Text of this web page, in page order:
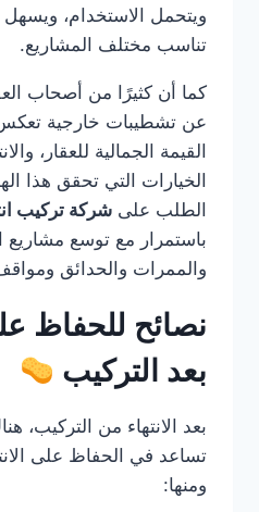
ويتحمل الاستخدام، ويسهل
تناسب مختلف المشاريع.
كما أن كثيرًا من أصحاب
عن تشطيبات خارجية تعكس
القيمة الجمالية للعقار،
الخيارات التي تحقق هذا
الطلب على شركة تركيب
باستمرار مع توسع مشاريع
والممرات والحدائق
نصائح للحفاظ
بعد التركيب
بعد الانتهاء من التركيب،
تساعد في الحفاظ على
ومنها: